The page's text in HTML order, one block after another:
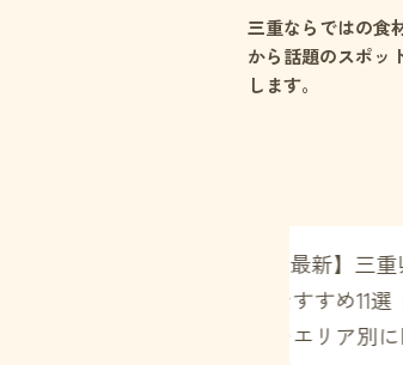
三重ならではの食
から話題のスポッ
します。